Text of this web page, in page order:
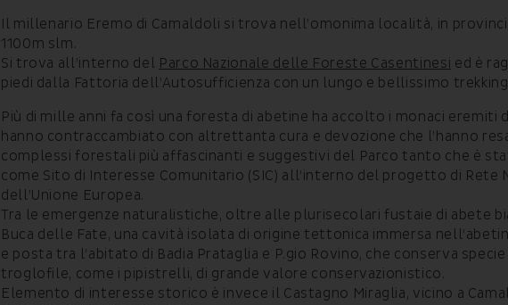
Il millenario Eremo di Camaldoli si trova nell’omonima località, in
1100m slm.
Si trova all’interno del Parco Nazionale delle Foreste Casentinesi ed è
piedi dalla Fattoria dell’Autosufficienza con un lungo e bellissimo
Più di mille anni fa così una foresta di abetine ha accolto i monaci eremiti
hanno contraccambiato con altrettanta cura e devozione che l’hanno
complessi forestali più affascinanti e suggestivi del Parco tanto che è
come Sito di Interesse Comunitario (SIC) all’interno del progetto di Rete
dell’Unione Europea.
Tra le emergenze naturalistiche, oltre alle plurisecolari fustaie di abete
Buca delle Fate, una cavità isolata di origine tettonica immersa
e posta tra l’abitato di Badia Prataglia e P.gio Rovino, che conserva
troglofile, come i pipistrelli, di grande valore conservazionistico.
Elemento di interesse storico è invece il Castagno Miraglia, vicino a